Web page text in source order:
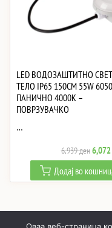
LED ВОДОЗАШТИТНО
ТЕЛО IP65 150CM 55W
ПАНИЧНО 4000K –
ПОВРЗУВАЧКО
…
6,939ден
price
was:
6,072
Додај во